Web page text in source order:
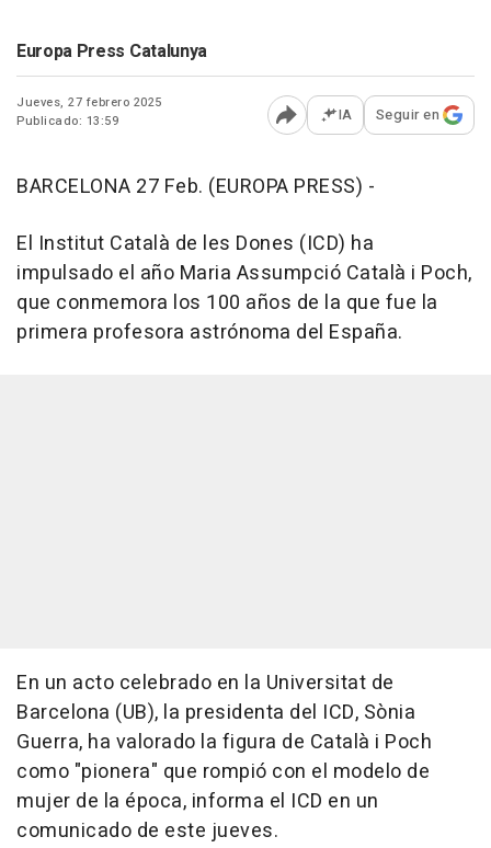
Europa Press Catalunya
Jueves, 27 febrero 2025
Publicado: 13:59
Abrir opciones para
IA Seguir en
BARCELONA 27 Feb. (EUROPA PRESS) -
El Institut Català de les Dones (ICD) ha
impulsado el año Maria Assumpció Català i Poch,
que conmemora los 100 años de la que fue la
primera profesora astrónoma del España.
En un acto celebrado en la Universitat de
Barcelona (UB), la presidenta del ICD, Sònia
Guerra, ha valorado la figura de Català i Poch
como "pionera" que rompió con el modelo de
mujer de la época, informa el ICD en un
comunicado de este jueves.